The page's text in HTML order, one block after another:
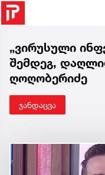
„ვირუსული
შემდეგ,
ღოღობერიძე
ჯანდაცვა